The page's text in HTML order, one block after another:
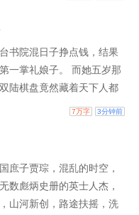
狂了！ 随手种出大白菜，
，让身价百亿的首富亲自
鲜！ 林昭：“买菜？拿劳斯
书院混日子挣点钱，结果
一掌礼娘子。 而她五岁那
陆棋盘竟然藏着天下人都
好，日子不好混了。 但
摸腹肌，真是心花怒放时
……啧啧啧，不好办了。
7万字 3分钟前
庶子贾琮，混乱的时空，
数彪炳史册的英士人杰，
山河新创，路途扶摇，洗